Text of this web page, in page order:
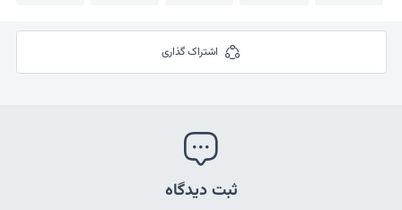
اشتراک گذاری
ثبت دیدگاه